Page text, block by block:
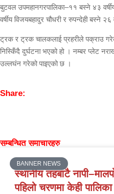
बुटवल उपमहानगरपालिका–११ बस्ने ४३
वर्षीय विजयबहादुर चौधरी र रुपन्देही बस्ने
ट्रक र ट्रक चालकलाई प्रहरीले पक्राउ
निस्किँदै दुर्घटना भएको हो । नम्बर प्लेट
उल्लघंन गरेको पाइएको छ ।
Share:
सम्बन्धित समाचारहरु
BANNER NEWS
स्थानीय तहबाटै
पहिलो चरणमा केही